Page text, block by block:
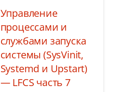
Управление
процессами и
службами запуска
системы (SysVinit,
Systemd и Upstart)
— LFCS часть 7